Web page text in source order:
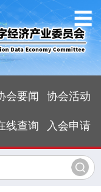
会要闻 协会活动
线查询 入会申请